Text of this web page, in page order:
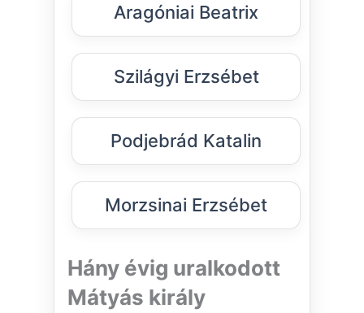
Aragóniai Beatrix
Szilágyi Erzsébet
Podjebrád Katalin
Morzsinai Erzsébet
Hány évig uralkodott
Mátyás király